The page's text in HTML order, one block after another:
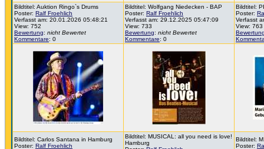
Bildtitel: Auktion Ringo`s Drums
Poster: Ralf Froehlich
Verfasst am: 20.01.2026 05:48:21
View: 752
Bewertung: nicht Bewertet
Kommentare: 0
Bildtitel: Wolfgang Niedecken - BAP
Poster: Ralf Froehlich
Verfasst am: 29.12.2025 05:47:09
View: 733
Bewertung: nicht Bewertet
Kommentare: 0
Bildtitel:
Poster:
Verfasst
View: 763
Bildtitel: Carlos Santana in Hamburg
Poster: Ralf Froehlich
Bildtitel: MUSICAL: all you need is love!
Hamburg
Bildtitel:
Poster: